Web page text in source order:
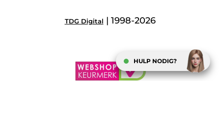
TDG Digital | 1998-2026
HULP NODIG?